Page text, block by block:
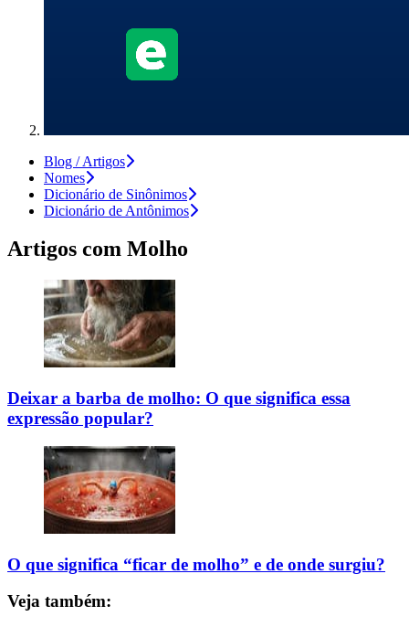
Blog / Artigos
Nomes
Dicionário de Sinônimos
Dicionário de Antônimos
Artigos com Molho
Deixar a barba de molho: O que significa essa
expressão popular?
O que significa “ficar de molho” e de onde surgiu?
Veja também: